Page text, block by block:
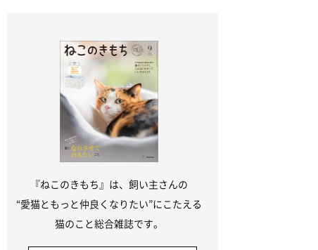
『ねこのきもち』は、飼い主さんの
“愛猫ともっと仲良くなりたい”にこたえる
猫のこと総合雑誌です。